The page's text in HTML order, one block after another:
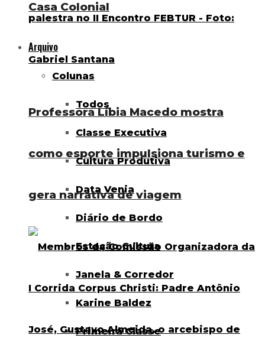
Casa Colonial
Arquivo
Colunas
Todos
Classe Executiva
Cultura Produtiva
Data Venia
Diário de Bordo
Estação Cultura
Janela & Corredor
Karine Baldez
Primeira Classe
Professora Líbia Macedo mostra
como esporte impulsiona turismo e
gera narrativa de viagem